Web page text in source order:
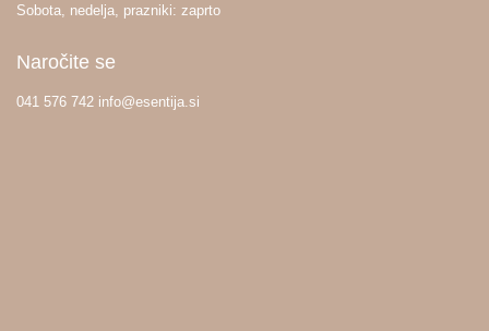
Sobota, nedelja, prazniki: zaprto
Naročite se
041 576 742 info@esentija.si